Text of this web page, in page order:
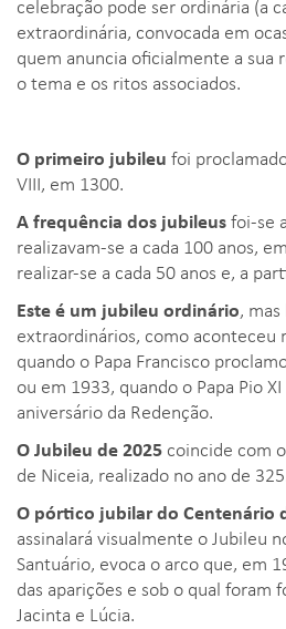
celebração pode ser ordinária (a
extraordinária, convocada em
quem anuncia oficialmente a sua
o tema e os ritos associados.
O primeiro jubileu foi
VIII, em 1300.
A frequência dos jubileusfoi-se
realizavam-se a cada 100 anos,
realizar-se a cada 50 anos e, a
Este é um jubileu ordinário,
extraordinários, como
quando o Papa Francisco
ou em 1933, quando o Papa Pio
aniversário da Redenção.
O Jubileu de 2025 coincide com
de Niceia, realizado no ano de
O pórtico jubilar do Centenário
assinalará visualmente o Jubileu
Santuário, evoca o arco que, em
das aparições e sob o qual foram
Jacinta e Lúcia.